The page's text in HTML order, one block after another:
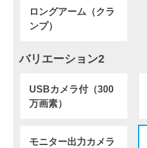
ロングアーム（クラ
ンプ）
バリエーション2
USBカメラ付（300
万画素）
モニター出力カメラ